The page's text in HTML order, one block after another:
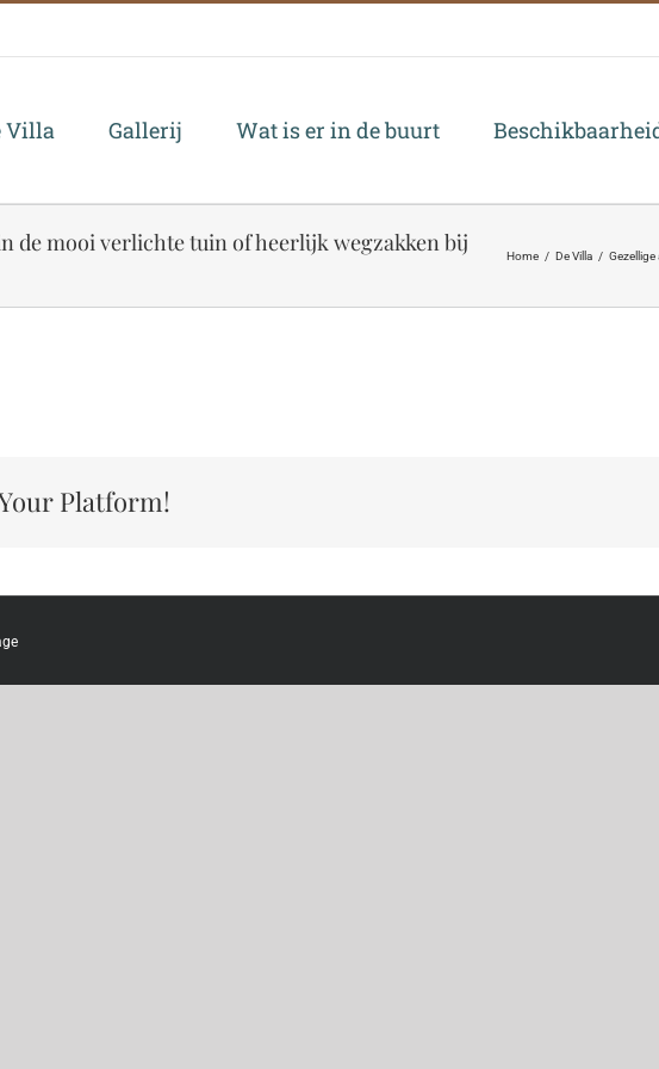
Villa Gallerij Wat is er in de buurt
de mooi verlichte tuin of heerlijk wegzakken bij
Home / De Villa /
Platform!